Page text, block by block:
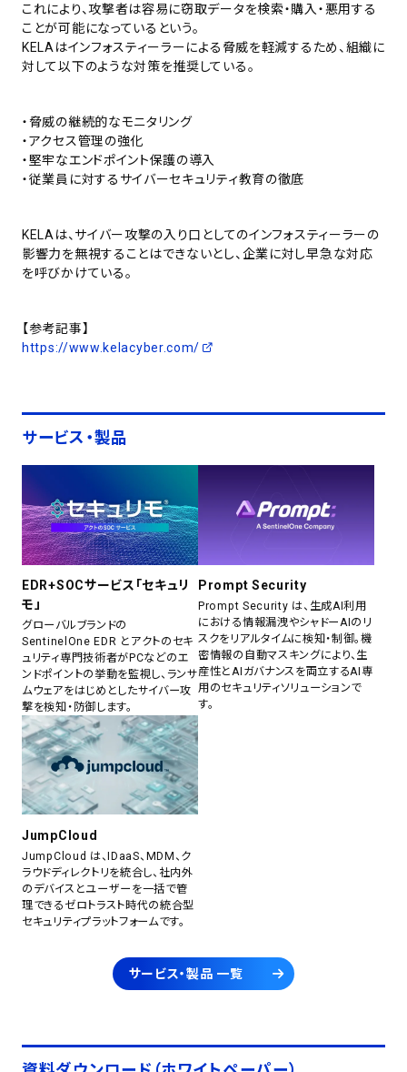
これにより、攻撃者は容易に窃取データを検索・購入・悪用する
ことが可能になっているという。
KELAはインフォスティーラーによる脅威を軽減するため、組織に
対して以下のような対策を推奨している。
・脅威の継続的なモニタリング
・アクセス管理の強化
・堅牢なエンドポイント保護の導入
・従業員に対するサイバーセキュリティ教育の徹底
KELAは、サイバー攻撃の入り口としてのインフォスティーラーの
影響力を無視することはできないとし、企業に対し早急な対応
を呼びかけている。
【参考記事】
https://www.kelacyber.com/
サービス・製品
EDR+SOCサービス「セキュリ
モ」
グローバルブランドの
SentinelOne EDR とアクトのセキ
ュリティ専門技術者がPCなどのエ
ンドポイントの挙動を監視し、ランサ
ムウェアをはじめとしたサイバー攻
撃を検知・防御します。
Prompt Security
Prompt Security は、生成AI利用
における情報漏洩やシャドーAIのリ
スクをリアルタイムに検知・制御。機
密情報の自動マスキングにより、生
産性とAIガバナンスを両立するAI専
用のセキュリティソリューションで
す。
JumpCloud
JumpCloud は、IDaaS、MDM、ク
ラウドディレクトリを統合し、社内外
のデバイスとユーザーを一括で管
理できるゼロトラスト時代の統合型
セキュリティプラットフォームです。
サービス・製品 一覧